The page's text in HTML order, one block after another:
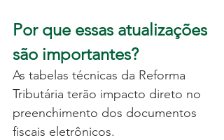
Por que essas atualizações
são importantes?
As tabelas técnicas da Reforma
Tributária terão impacto direto no
preenchimento dos documentos
fiscais eletrônicos.